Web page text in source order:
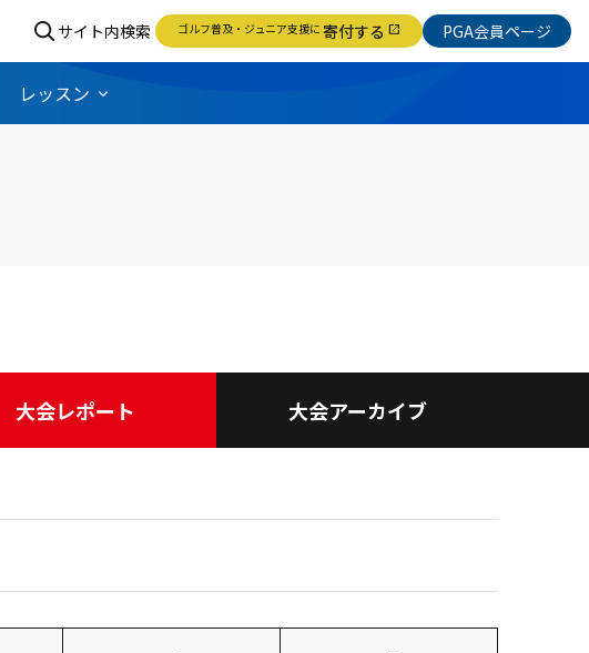
サイト内検索 ゴルフ普及・ジュニア支援に 寄付する open_in_new PGA会員ページ
レッスン
大会レポート 大会アーカイブ